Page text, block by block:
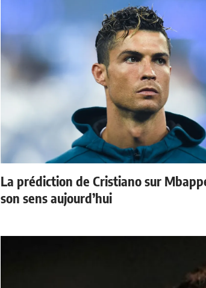
La prédiction de Cristiano sur
son sens aujourd’hui